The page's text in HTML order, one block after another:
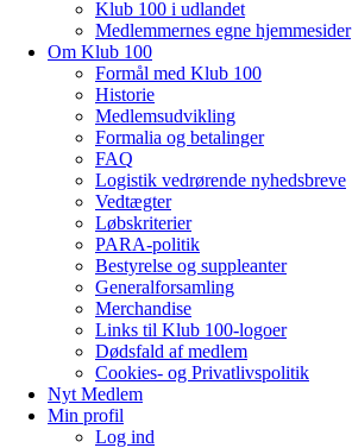
Klub 100 i udlandet
Medlemmernes egne hjemmesider
Om Klub 100
Formål med Klub 100
Historie
Medlemsudvikling
Formalia og betalinger
FAQ
Logistik vedrørende nyhedsbreve
Vedtægter
Løbskriterier
PARA-politik
Bestyrelse og suppleanter
Generalforsamling
Merchandise
Links til Klub 100-logoer
Dødsfald af medlem
Cookies- og Privatlivspolitik
Nyt Medlem
Min profil
Log ind